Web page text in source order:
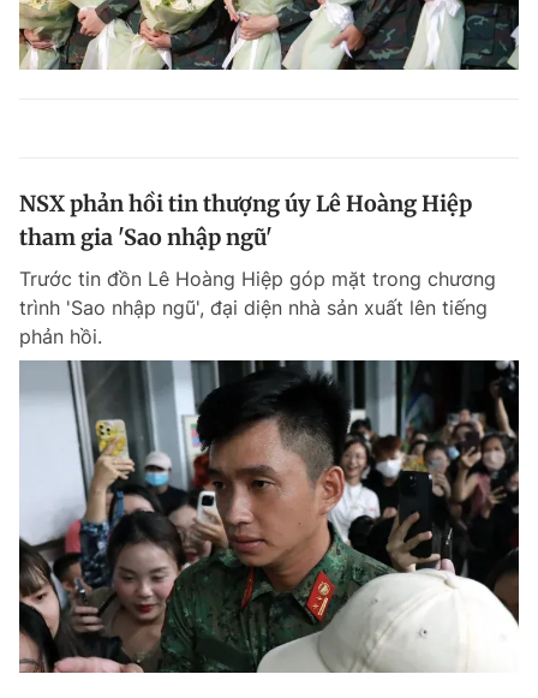
NSX phản hồi tin thượng úy Lê Hoàng Hiệp
tham gia 'Sao nhập ngũ'
Trước tin đồn Lê Hoàng Hiệp góp mặt trong chương
trình 'Sao nhập ngũ', đại diện nhà sản xuất lên tiếng
phản hồi.